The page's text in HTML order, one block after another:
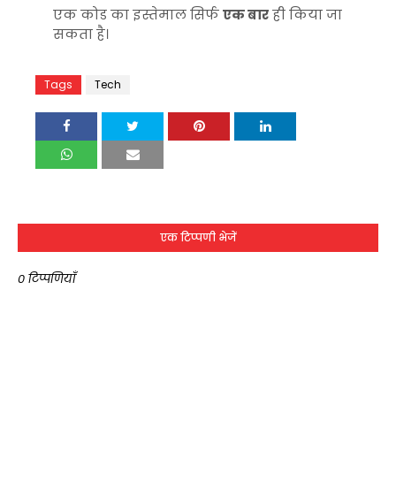
एक कोड का इस्तेमाल सिर्फएक बारही किया जा
सकता है।
Tags Tech
एक टिप्पणी भेजें
0 टिप्पणियाँ